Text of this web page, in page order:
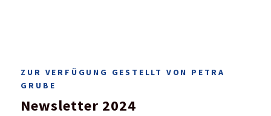
ZUR VERFÜGUNG GESTELLT VON PETRA
GRUBE
Newsletter 2024